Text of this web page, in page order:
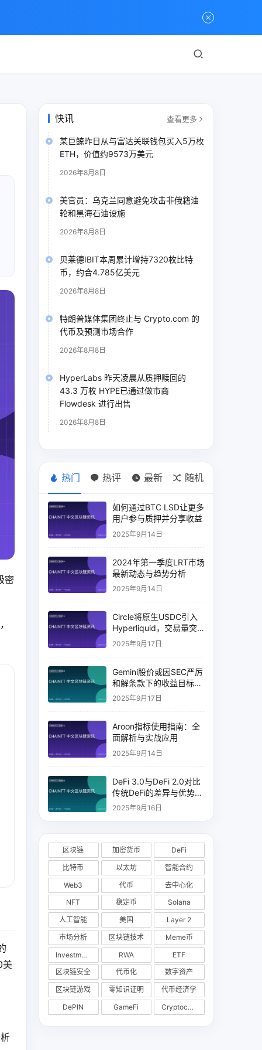
密
美
快讯 查看更多
某巨鲸昨日从与富达关联钱包买入5万枚
ETH，价值约9573万美元
2026年8月8日
美官员：乌克兰同意避免攻击非俄籍油
轮和黑海石油设施
2026年8月8日
贝莱德IBIT本周累计增持7320枚比特
币，约合4.785亿美元
2026年8月8日
特朗普媒体集团终止与 Crypto.com 的
代币及预测市场合作
2026年8月8日
HyperLabs 昨天凌晨从质押赎回的
43.3 万枚 HYPE已通过做市商
Flowdesk 进行出售
2026年8月8日
热门 热评 最新 随机
如何通过BTC LSD让更多
用户参与质押并分享收益
2025年9月14日
2024年第一季度LRT市场
最新动态与趋势分析
2025年9月14日
Circle将原生USDC引入
Hyperliquid，交易量突
破币安14%
2025年9月17日
Gemini股价或因SEC严厉
和解条款下的收益目标破
灭而下跌
2025年9月17日
Aroon指标使用指南：全
面解析与实战应用
2025年9月14日
DeFi 3.0与DeFi 2.0对比
传统DeFi的差异与优势分
析
2025年9月16日
区块链 加密货币
DeFi
比特币
以太坊
智能合约
Web3
代币
去中心化
NFT
稳定币
Solana
人工智能
美国
Layer 2
市场分析
区块链技术
Meme币
Investments
RWA
ETF
区块链安全
代币化
数字资产
区块链游戏
零知识证明
代币经济学
DePIN
GameFi Cryptocurrency Exchange